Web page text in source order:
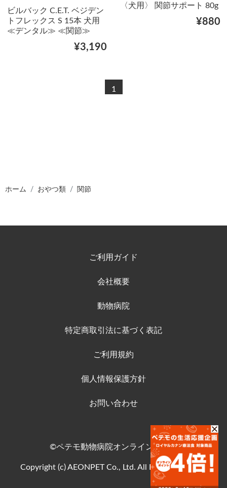
ビルバック C.E.T. ベジデン
トフレックス S 15本 犬用
≪デンタル≫ ≪関節≫
¥3,190
〈犬用〉 関節サポート 80g
¥880
1
ホーム おやつ類 関節
ご利用ガイド
会社概要
動物病院
特定商取引法に基づく表記
ご利用規約
個人情報保護方針
お問い合わせ
©ペテモ動物病院オンラインストア
Copyright (c) AEONPET Co., Ltd. All Rights Reserved.